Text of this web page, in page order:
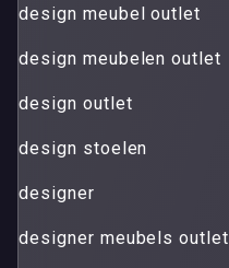
design meubel outlet
design meubelen outlet
design outlet
design stoelen
designer
designer meubels outlet